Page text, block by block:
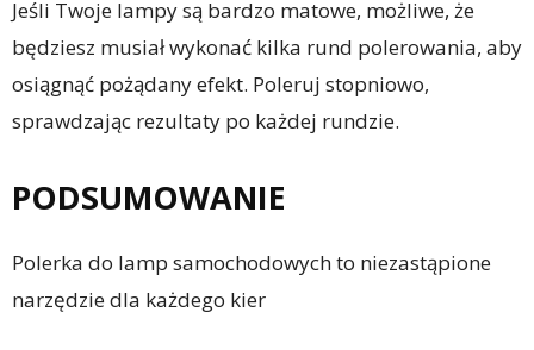
Jeśli Twoje lampy są bardzo matowe, możliwe, że
będziesz musiał wykonać kilka rund polerowania, aby
osiągnąć pożądany efekt. Poleruj stopniowo,
sprawdzając rezultaty po każdej rundzie.
PODSUMOWANIE
Polerka do lamp samochodowych to niezastąpione
narzędzie dla każdego kier